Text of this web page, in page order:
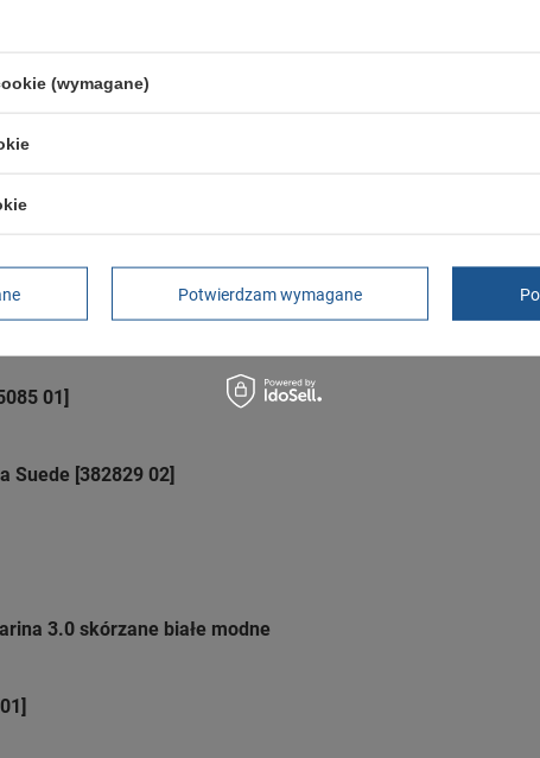
[394685 02]
06]
01]
Suede [382829 02]
3.0 skórzane białe modne
(wymagane)
Potwierdzam wymagane